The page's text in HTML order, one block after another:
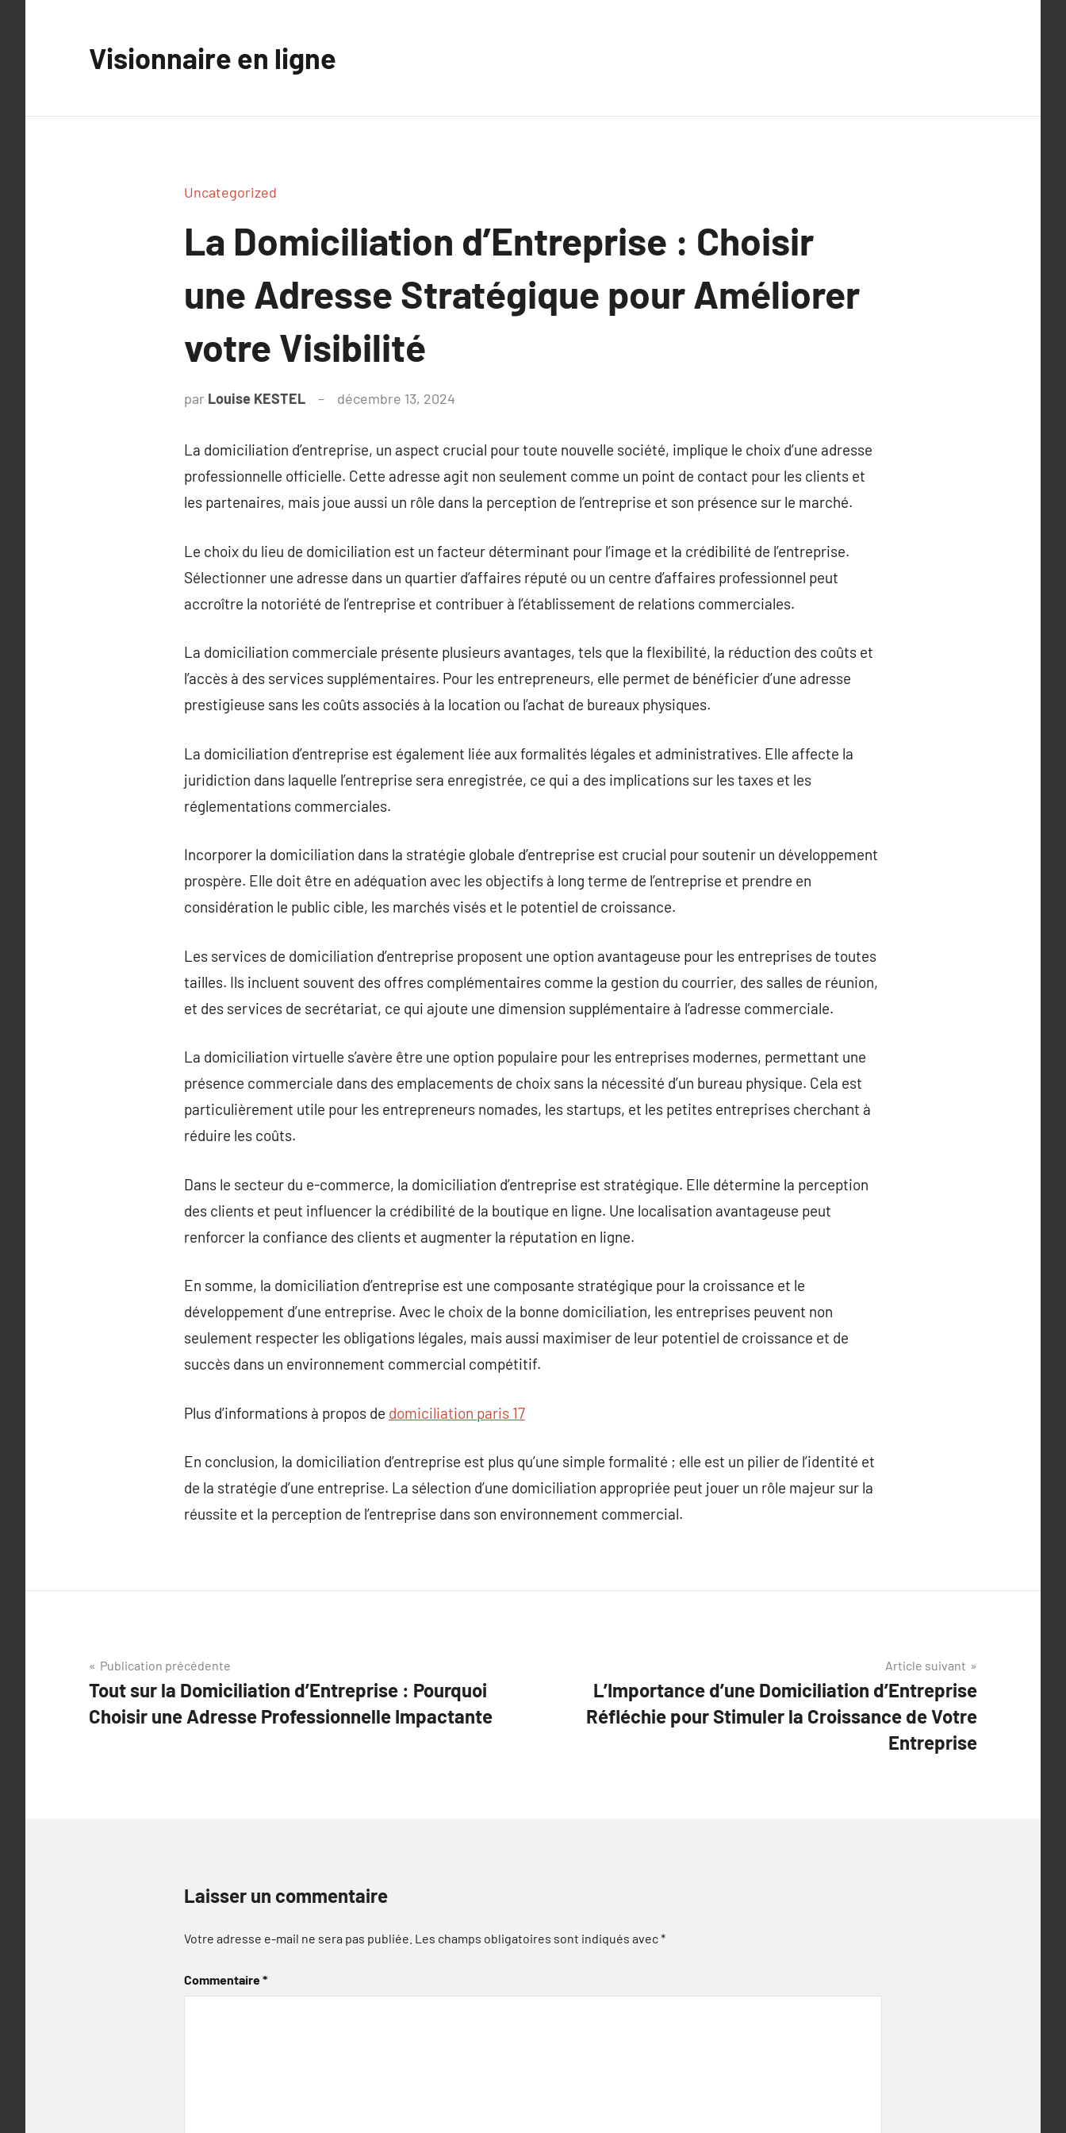
Visionnaire en ligne
Uncategorized
La Domiciliation d’Entreprise : Choisir
une Adresse Stratégique pour Améliorer
votre Visibilité
par Louise KESTEL décembre 13, 2024
La domiciliation d’entreprise, un aspect crucial pour toute nouvelle société, implique le choix d’une adresse
professionnelle officielle. Cette adresse agit non seulement comme un point de contact pour les clients et
les partenaires, mais joue aussi un rôle dans la perception de l’entreprise et son présence sur le marché.
Le choix du lieu de domiciliation est un facteur déterminant pour l’image et la crédibilité de l’entreprise.
Sélectionner une adresse dans un quartier d’affaires réputé ou un centre d’affaires professionnel peut
accroître la notoriété de l’entreprise et contribuer à l’établissement de relations commerciales.
La domiciliation commerciale présente plusieurs avantages, tels que la flexibilité, la réduction des coûts et
l’accès à des services supplémentaires. Pour les entrepreneurs, elle permet de bénéficier d’une adresse
prestigieuse sans les coûts associés à la location ou l’achat de bureaux physiques.
La domiciliation d’entreprise est également liée aux formalités légales et administratives. Elle affecte la
juridiction dans laquelle l’entreprise sera enregistrée, ce qui a des implications sur les taxes et les
réglementations commerciales.
Incorporer la domiciliation dans la stratégie globale d’entreprise est crucial pour soutenir un développement
prospère. Elle doit être en adéquation avec les objectifs à long terme de l’entreprise et prendre en
considération le public cible, les marchés visés et le potentiel de croissance.
Les services de domiciliation d’entreprise proposent une option avantageuse pour les entreprises de toutes
tailles. Ils incluent souvent des offres complémentaires comme la gestion du courrier, des salles de réunion,
et des services de secrétariat, ce qui ajoute une dimension supplémentaire à l’adresse commerciale.
La domiciliation virtuelle s’avère être une option populaire pour les entreprises modernes, permettant une
présence commerciale dans des emplacements de choix sans la nécessité d’un bureau physique. Cela est
particulièrement utile pour les entrepreneurs nomades, les startups, et les petites entreprises cherchant à
réduire les coûts.
Dans le secteur du e-commerce, la domiciliation d’entreprise est stratégique. Elle détermine la perception
des clients et peut influencer la crédibilité de la boutique en ligne. Une localisation avantageuse peut
renforcer la confiance des clients et augmenter la réputation en ligne.
En somme, la domiciliation d’entreprise est une composante stratégique pour la croissance et le
développement d’une entreprise. Avec le choix de la bonne domiciliation, les entreprises peuvent non
seulement respecter les obligations légales, mais aussi maximiser de leur potentiel de croissance et de
succès dans un environnement commercial compétitif.
Plus d’informations à propos de domiciliation paris 17
En conclusion, la domiciliation d’entreprise est plus qu’une simple formalité ; elle est un pilier de l’identité et
de la stratégie d’une entreprise. La sélection d’une domiciliation appropriée peut jouer un rôle majeur sur la
réussite et la perception de l’entreprise dans son environnement commercial.
Navigation
de
l’article
Publication précédente
Tout sur la Domiciliation d’Entreprise : Pourquoi
Choisir une Adresse Professionnelle Impactante
Article suivant
L’Importance d’une Domiciliation d’Entreprise
Réfléchie pour Stimuler la Croissance de Votre
Entreprise
Laisser un commentaire
Votre adresse e-mail ne sera pas publiée. Les champs obligatoires sont indiqués avec*
Commentaire*